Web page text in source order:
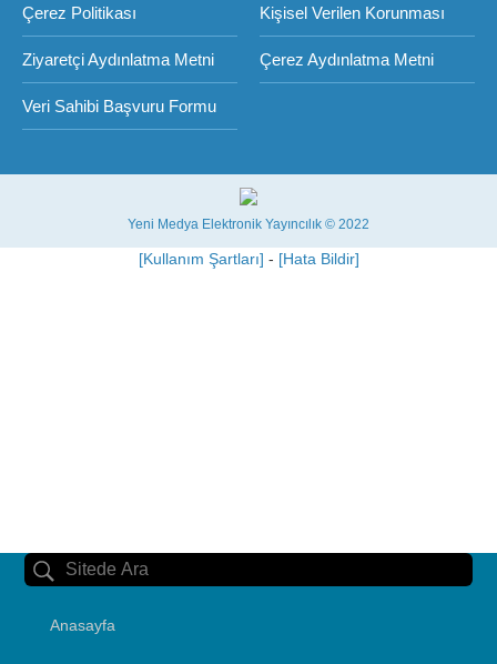
Çerez Politikası Kişisel Verilen Korunması
Ziyaretçi Aydınlatma Metni Çerez Aydınlatma Metni
Veri Sahibi Başvuru Formu
Yeni Medya Elektronik Yayıncılık © 2022
[Kullanım Şartları] - [Hata Bildir]
Anasayfa